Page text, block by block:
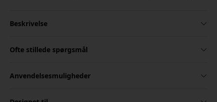
Beskrivelse
Ofte stillede spørgsmål
Anvendelsesmuligheder